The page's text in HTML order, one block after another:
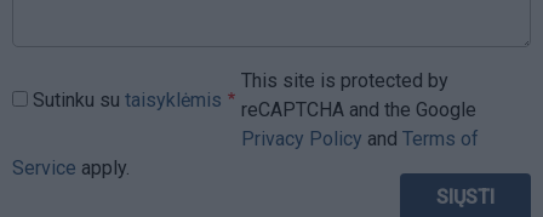
Sutinku su taisyklėmis
This site is protected by
reCAPTCHA and the Google
Privacy Policy and Terms of
Service apply.